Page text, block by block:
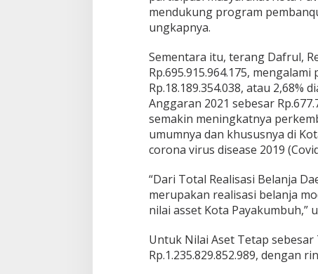
mendukung program
ungkapnya.
Sementara itu, terang Dafrul,
Rp.695.915.964.175,
Rp.18.189.354.038, atau 2,68%
Anggaran 2021 sebesar
semakin meningkatnya
umumnya dan khususnya di
corona virus disease 2019
“Dari Total Realisasi Belanja
merupakan realisasi belanja
nilai asset Kota Payakumbuh,”
Untuk Nilai Aset Tetap
Rp.1.235.829.852.989, dengan